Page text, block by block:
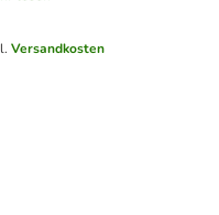
Versandkosten